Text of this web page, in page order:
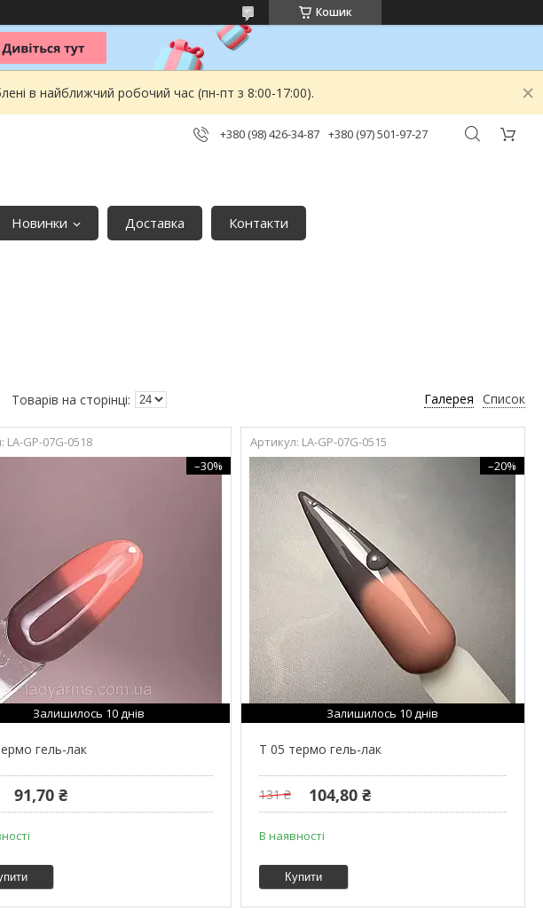
Кошик
в найближчий робочий час (пн-пт з 8:00-17:00).
+380 (98) 426-34-87 +380 (97) 501-97-27
Новинки Доставка Контакти
Галерея Список
LA-GP-07G-0518
–30%
Залишилось 10 днів
гель-лак
91,70 ₴
LA-GP-07G-0515
–20%
Залишилось 10 днів
T 05 термо гель-лак
131 ₴ 104,80 ₴
В наявності
Купити